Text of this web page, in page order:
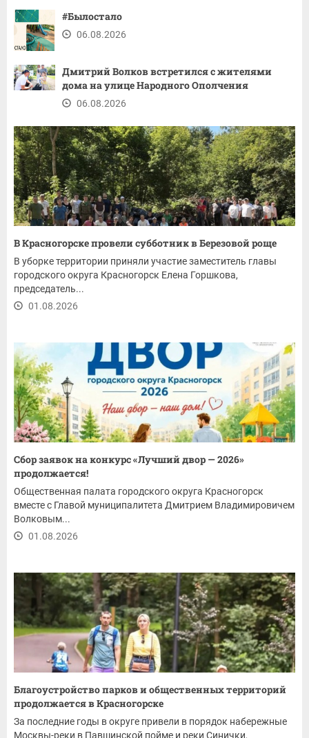
#Былостало
06.08.2026
Дмитрий Волков встретился с жителями
дома на улице Народного Ополчения
06.08.2026
В Красногорске провели субботник в Березовой роще
В уборке территории приняли участие заместитель главы
городского округа Красногорск Елена Горшкова,
председатель...
01.08.2026
Сбор заявок на конкурс «Лучший двор — 2026»
продолжается!
Общественная палата городского округа Красногорск
вместе с Главой муниципалитета Дмитрием Владимировичем
Волковым...
01.08.2026
Благоустройство парков и общественных территорий
продолжается в Красногорске
За последние годы в округе привели в порядок набережные
Москвы-реки в Павшинской пойме и реки Синички,